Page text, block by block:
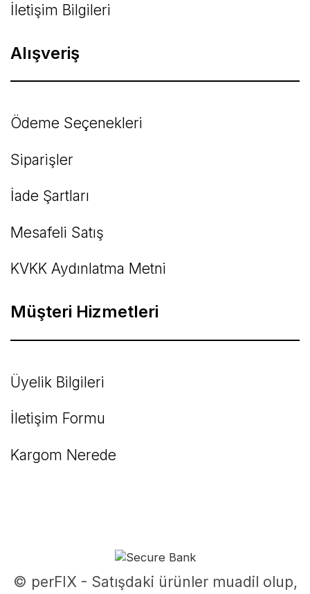
İletişim Bilgileri
Alışveriş
Ödeme Seçenekleri
Siparişler
İade Şartları
Mesafeli Satış
KVKK Aydınlatma Metni
Müşteri Hizmetleri
Üyelik Bilgileri
İletişim Formu
Kargom Nerede
© perFIX - Satışdaki ürünler muadil olup,